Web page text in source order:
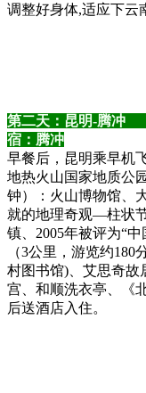
调整好身体,适应下云
第二天：昆
宿：腾冲
早餐后，昆明乘早机
地热火山国家地质公
钟）：火山博物馆、
就的地理奇观—柱状
镇、2005年被评为“
（3公里，游览约
村图书馆)、艾思奇故
宫、和顺洗衣亭、《
后送酒店入住。